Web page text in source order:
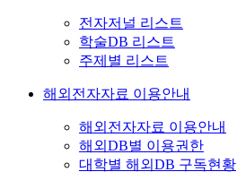
전자저널 리스트
학술DB 리스트
주제별 리스트
해외전자자료 이용안내
해외전자자료 이용안내
해외DB별 이용권한
대학별 해외DB 구독현황